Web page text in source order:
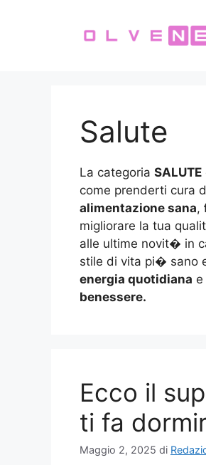
Salute
La categoria SALUTE
come prenderti cura
alimentazione sana,
migliorare la tua
alle ultime novit� in
stile di vita pi� sano
energia quotidiana
benessere.
Ecco il
ti fa
Maggio 2, 2025 di